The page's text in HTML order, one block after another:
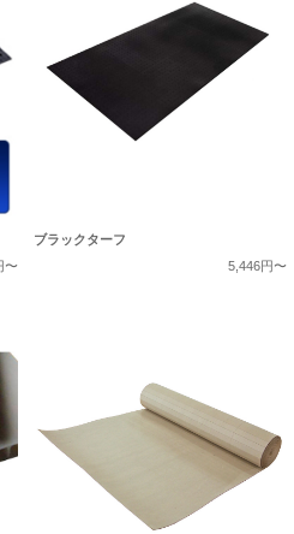
〜
ブラックターフ
5,446円〜